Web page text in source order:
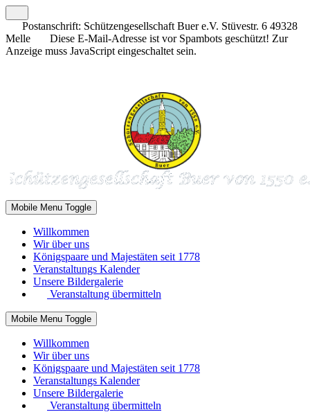
Postanschrift: Schützengesellschaft Buer e.V. Stüvestr. 6 49328
Melle
Diese E-Mail-Adresse ist vor Spambots geschützt! Zur
Anzeige muss JavaScript eingeschaltet sein.
Mobile Menu Toggle
Willkommen
Wir über uns
Königspaare und Majestäten seit 1778
Veranstaltungs Kalender
Unsere Bildergalerie
Veranstaltung übermitteln
Mobile Menu Toggle
Willkommen
Wir über uns
Königspaare und Majestäten seit 1778
Veranstaltungs Kalender
Unsere Bildergalerie
Veranstaltung übermitteln